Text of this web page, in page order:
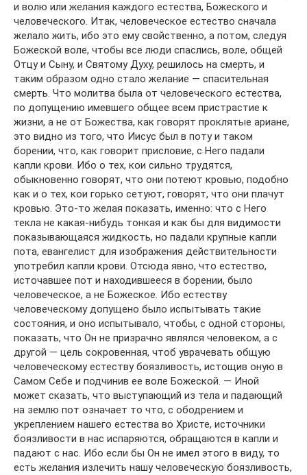
и волю или желания каждого естества, Божеского и
человеческого. Итак, человеческое естество сначала
желало жить, ибо это ему свойственно, а потом, следуя
Божеской воле, чтобы все люди спаслись, воле, общей
Отцу и Сыну, и Святому Духу, решилось на смерть, и
таким образом одно стало желание — спасительная
смерть. Что молитва была от человеческого естества,
по допущению имевшего общее всем пристрастие к
жизни, а не от Божества, как говорят проклятые ариане,
это видно из того, что Иисус был в поту и таком
борении, что, как говорит присловие, с Него падали
капли крови. Ибо о тех, кои сильно трудятся,
обыкновенно говорят, что они потеют кровью, подобно
как и о тех, кои горько сетуют, говорят, что они плачут
кровью. Это-то желая показать, именно: что с Него
текла не какая-нибудь тонкая и как бы для видимости
показывающаяся жидкость, но падали крупные капли
пота, евангелист для изображения действительности
употребил капли крови. Отсюда явно, что естество,
источавшее пот и находившееся в борении, было
человеческое, а не Божеское. Ибо естеству
человеческому допущено было испытывать такие
состояния, и оно испытывало, чтобы, с одной стороны,
показать, что Он не призрачно являлся человеком, а с
другой — цель сокровенная, чтоб уврачевать общую
человеческому естеству боязливость, истощив оную в
Самом Себе и подчинив ее воле Божеской. — Иной
может сказать, что выступающий из тела и падающий
на землю пот означает то что, с ободрением и
укреплением нашего естества во Христе, источники
боязливости в нас испаряются, обращаются в капли и
падают с нас. Ибо если бы Он не имел этого в виду, то
есть желания излечить нашу человеческую боязливость,